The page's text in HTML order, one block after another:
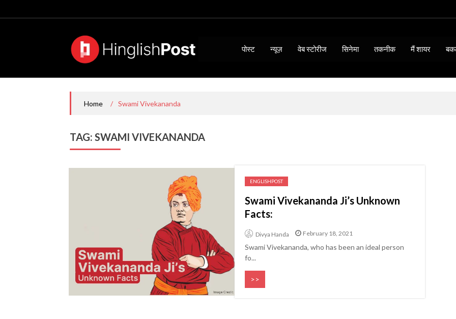
पोस्ट न्यूज़ वेब स्टोरीज सिनेमा तकनीक मैं शायर
Home / Swami Vivekananda
TAG: SWAMI VIVEKANANDA
ENGLISHPOST
Swami Vivekananda Ji’s Unknown
Facts:
Divya Handa February 18, 2021
Swami Vivekananda, who has been an ideal person
fo...
>>
BIOGRAPHY & QUOTES
Dr. APJ Abdul Kalam
Gandhi that the world needs
even today